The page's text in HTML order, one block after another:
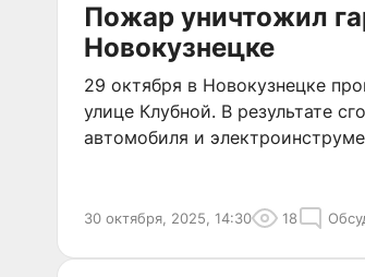
Пожар уничтожил
Новокузнецке
29 октября в Новокузнецке
улице Клубной. В результате
автомобиля и
30 октября, 2025, 14:30 18